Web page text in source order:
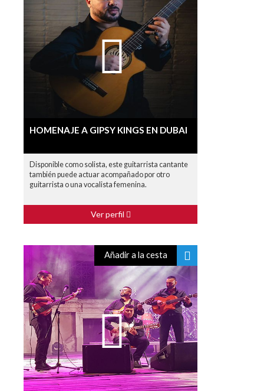
HOMENAJE A GIPSY KINGS EN DUBAI
Disponible como solista, este guitarrista cantante
también puede actuar acompañado por otro
guitarrista o una vocalista femenina.
Ver perfil
Añadir a la cesta